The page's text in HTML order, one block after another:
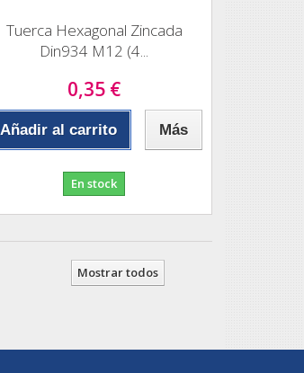
Tuerca Hexagonal Zincada
Din934 M12 (4...
0,35 €
Añadir al carrito Más
En stock
Mostrar todos